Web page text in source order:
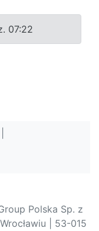
07:22
Polska Sp. z
| 53-015